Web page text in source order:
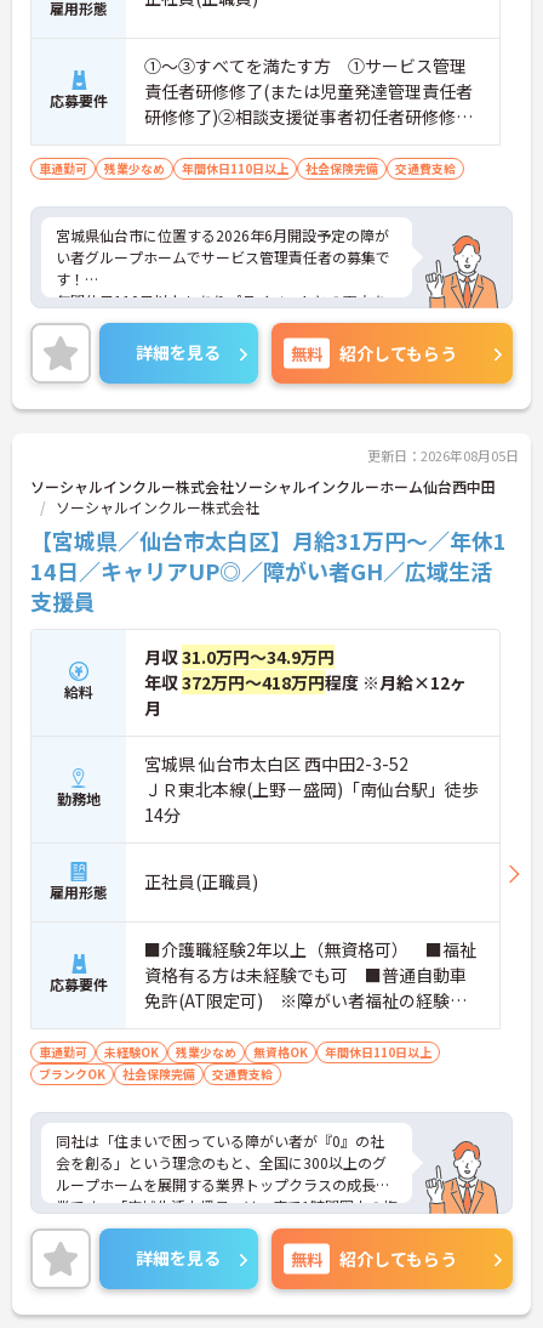
おり、清潔感にあふれた美しい環境です。ハード面
ご利用者様の安全性はもちろん、働くスタッフにと
っても身体的負担が少なく、高いモチベーションを
保って業務に集中できます。
雇用形態
応募要件
①～③すべてを満たす方 ①サービス管理
責任者研修修了(または児童発達管理責任者
研修修了)②相談支援従事者初任者研修修了
(または相談支援従事者実務者研修修了)③普
通自動車運転免許(AT限定可)
車通勤可 残業少なめ 年間休日110日以上 社会保険完備 交通費支給
宮城県仙台市に位置する2026年6月開設予定の障が
い者グループホームでサービス管理責任者の募集で
す！
年間休日110日以上もありプライベートとの両立を
目指す方におすすめの環境です◎マイカーでの通勤
もOK！昇給制度があり、頑張りが評価されてしっか
りと還元されます。丁寧な研修とフォロー体制で、
経験に関わらず安心してスタートできます。
こちらの求人にご興味がございましたら面接のポイ
詳細を見る 無料 紹介してもらう
更新日：2026年08月05日
ソーシャルインクルー株式会社ソーシャルインクルーホーム仙台西中田
ソーシャルインクルー株式会社
【宮城県／仙台市太白区】月給31万円～／年休1
14日／キャリアUP◎／障がい者GH／広域生活
支援員
給料
月収31.0万円～34.9万円
年収372万円～418万円程度 ※月給×12ヶ
月
勤務地
宮城県 仙台市太白区 西中田2-3-52
ＪＲ東北本線(上野－盛岡)「南仙台駅」徒歩
14分
雇用形態 正社員(正職員)
応募要件
■介護職経験2年以上（無資格可） ■福祉
資格有る方は未経験でも可 ■普通自動車
免許(AT限定可) ※障がい者福祉の経験は
不問です。※実務経験2年以上の方、障がい
者福祉に関する経験をお持ちの方大歓迎
車通勤可 未経験OK 残業少なめ 無資格OK
年間休日110日以上
ブランクOK
社会保険完備 交通費支給
同社は「住まいで困っている障がい者が『0』の社
会を創る」という理念のもと、全国に300以上のグ
ループホームを展開する業界トップクラスの成長企
業です。「広域生活支援員」は、車で1時間圏内の複
数施設を横断的に担当し、現場支援とパートスタッ
フのサポートを行うハイクラスなポジションです。
最新設備とバリアフリーが完備され、スタッフの身
体的負担が少なく、広域手当5万円が付与されるこ
とで高い給与水準を実現しています。年間休日114
詳細を見る 無料 紹介してもらう